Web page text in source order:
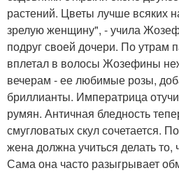
растений. Цветы лучше всяких
зрелую женщину", - учила
подруг своей дочери. По утрам
вплетал в волосы Жозефины
вечерам - ее любимые розы,
бриллианты. Императрица
румян. Античная бледность
смугловатых скул сочетается.
жена должна учиться делать то,
Сама она часто разыгрывает